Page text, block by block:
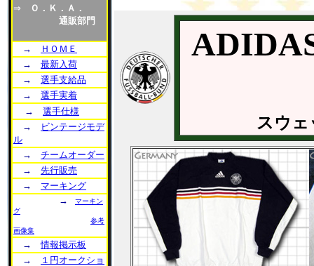
⇒
Ｏ．Ｋ．Ａ．
通販部門
→
ＨＯＭＥ
→ 最新入荷
→ 選手支給品
→ 選手実着
→ 選手仕様
→
ビンテージモデ
ル
→ チームオーダー
→ 先行販売
→ マーキング
→
マーキン
グ
参考
画像集
→情報掲示板
→
１円オークショ
スウ